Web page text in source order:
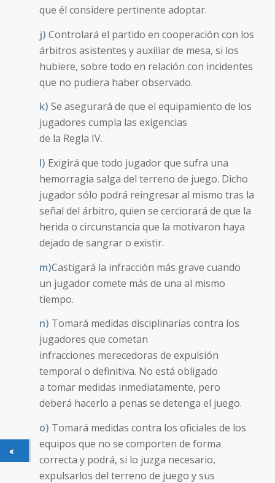
que él considere pertinente adoptar.
j) Controlará el partido en cooperación con los
árbitros asistentes y auxiliar de mesa, si los
hubiere, sobre todo en relación con incidentes
que no pudiera haber observado.
k) Se asegurará de que el equipamiento de los
jugadores cumpla las exigencias
de la Regla IV.
l) Exigirá que todo jugador que sufra una
hemorragia salga del terreno de juego. Dicho
jugador sólo podrá reingresar al mismo tras la
señal del árbitro, quien se cerciorará de que la
herida o circunstancia que la motivaron haya
dejado de sangrar o existir.
m)Castigará la infracción más grave cuando
un jugador comete más de una al mismo
tiempo.
n) Tomará medidas disciplinarias contra los
jugadores que cometan
infracciones merecedoras de expulsión
temporal o definitiva. No está obligado
a tomar medidas inmediatamente, pero
deberá hacerlo a penas se detenga el juego.
o) Tomará medidas contra los oficiales de los
equipos que no se comporten de forma
correcta y podrá, si lo juzga necesario,
expulsarlos del terreno de juego y sus